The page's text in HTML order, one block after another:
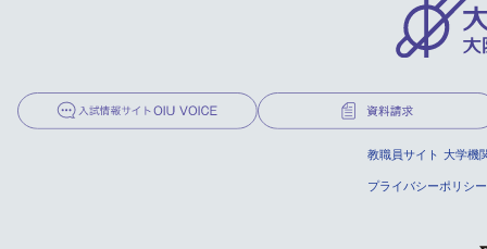
教職員サイト 大学機
プライバシーポリシー